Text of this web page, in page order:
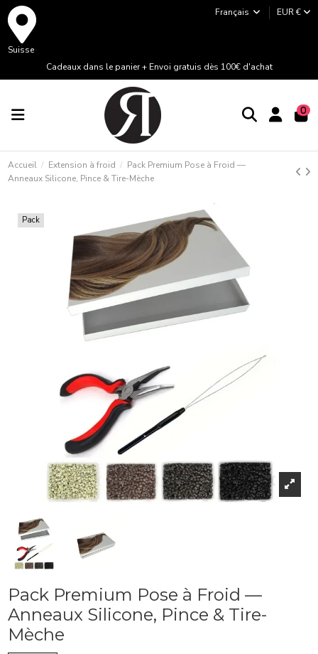
Suisse
Cadeaux dans le panier + Envoi gratuis dès 100€ d'achat
Français EUR €
0
Accueil Extension à froid
Pack Premium Pose à Froid —
Anneaux Silicone, Pince & Tire-Mèche
Pack
Pack Premium Pose à Froid —
Anneaux Silicone, Pince & Tire-
Mèche